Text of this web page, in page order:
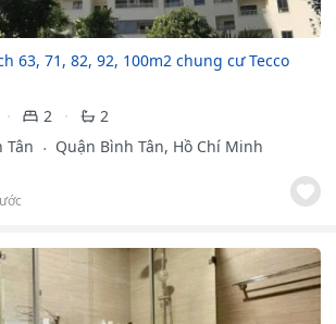
63, 71, 82, 92, 100m2 chung cư Tecco
2
2
Tân
Quận Bình Tân, Hồ Chí Minh